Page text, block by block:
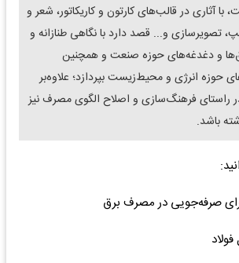
آثاری در قالب‌های کارتون و کاریکاتور، شعر و
تصویرسازی و... قصد دارد با نگاهی طنازانه و
و دغدغه‌های حوزه صنعت و همچنین
انرژی و محیط‌زیست بپردازد؛ علاوه‌بر
راستای فرهنگ‌سازی و اصلاح الگوی مصرف نیز
باشد.